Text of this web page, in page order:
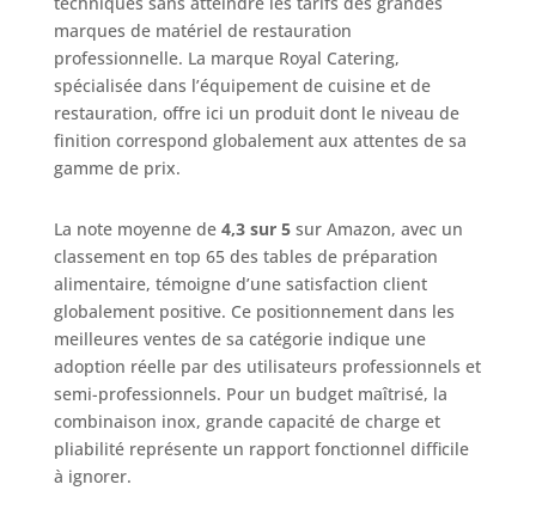
marques de matériel de restauration
professionnelle. La marque Royal Catering,
spécialisée dans l’équipement de cuisine et de
restauration, offre ici un produit dont le niveau de
finition correspond globalement aux attentes de sa
gamme de prix.
La note moyenne de 4,3 sur 5sur Amazon, avec un
classement en top 65 des tables de préparation
alimentaire, témoigne d’une satisfaction client
globalement positive. Ce positionnement dans les
meilleures ventes de sa catégorie indique une
adoption réelle par des utilisateurs professionnels et
semi-professionnels. Pour un budget maîtrisé, la
combinaison inox, grande capacité de charge et
pliabilité représente un rapport fonctionnel difficile
à ignorer.